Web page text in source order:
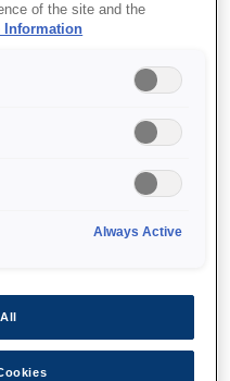
גלילים כפולים
of the site and the
Information
Always Active